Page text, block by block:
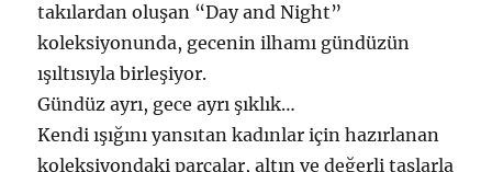
takılardan oluşan “Day and Night”
koleksiyonunda, gecenin ilhamı gündüzün
ışıltısıyla birleşiyor.
Gündüz ayrı, gece ayrı şıklık…
Kendi ışığını yansıtan kadınlar için hazırlanan
koleksiyondaki parçalar, altın ve değerli taşlarla